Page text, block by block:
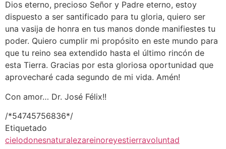
Dios eterno, precioso Señor y Padre eterno, estoy
dispuesto a ser santificado para tu gloria, quiero ser
una vasija de honra en tus manos donde manifiestes tu
poder. Quiero cumplir mi propósito en este mundo para
que tu reino sea extendido hasta el último rincón de
esta Tierra. Gracias por esta gloriosa oportunidad que
aprovecharé cada segundo de mi vida. Amén!
Con amor… Dr. José Félix!!
/*54745756836*/
Etiquetado
cielodonesnaturalezareinoreyestierravoluntad